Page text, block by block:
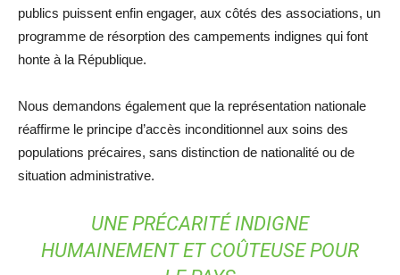
publics puissent enfin engager, aux côtés des associations, un
programme de résorption des campements indignes qui font
honte à la République.
Nous demandons également que la représentation nationale
réaffirme le principe d’accès inconditionnel aux soins des
populations précaires, sans distinction de nationalité ou de
situation administrative.
UNE PRÉCARITÉ INDIGNE
HUMAINEMENT ET COÛTEUSE POUR